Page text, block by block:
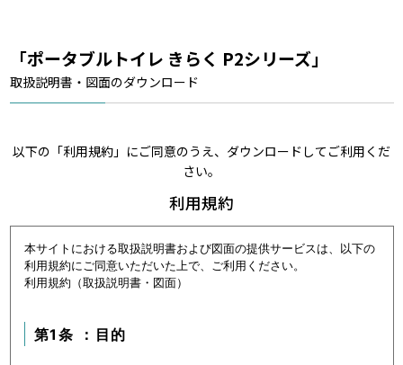
「ポータブルトイレ きらく P2シリーズ」
取扱説明書・図面のダウンロード
以下の「利用規約」にご同意のうえ、ダウンロードしてご利用くだ
さい。
利用規約
本サイトにおける取扱説明書および図面の提供サービスは、以下の
利用規約にご同意いただいた上で、ご利用ください。
利用規約（取扱説明書・図面）
第1条 ：目的